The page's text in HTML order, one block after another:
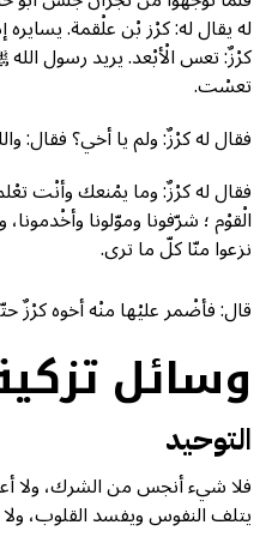
له يقال له: كرْز بْن علْقمة.
كرْزٌ: تعس الْأبْعد. يريد رسول
تعسْت.
فقال له كرْزٌ: ولم يا أخي؟ فقال:
فقال له كرْزٌ: وما يمْنعك وأنْت
الْقوْم ؛ شرّفونا وموّلونا
نزعوا منّا كلّ ما ترى.
قال: فأضْمر عليْها منْه أخوه كرْزٌ
وسائل
التوحيد
فلا شيء أنجس من الشرك، ولا
يتلف النفوس ويفسد القلوب،